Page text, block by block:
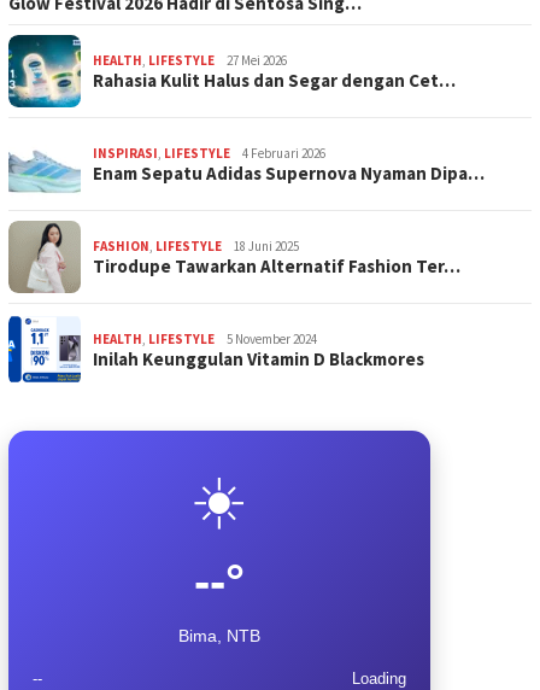
HEALTH, LIFESTYLE 27 Mei 2026
Rahasia Kulit Halus dan Segar dengan Cet…
INSPIRASI, LIFESTYLE 4 Februari 2026
Enam Sepatu Adidas Supernova Nyaman Dipa…
FASHION, LIFESTYLE 18 Juni 2025
Tirodupe Tawarkan Alternatif Fashion Ter…
HEALTH, LIFESTYLE 5 November 2024
Inilah Keunggulan Vitamin D Blackmores
☀️
--°
Bima, NTB
-- Loading